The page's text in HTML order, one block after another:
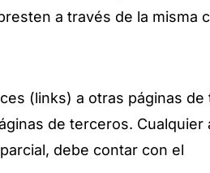
a través de la misma
(links) a otras páginas
de terceros. Cualquier
debe contar con el